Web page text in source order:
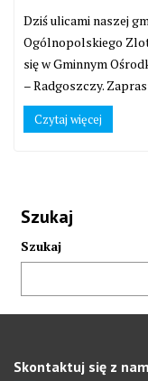
Dziś ulicami naszej
Ogólnopolskiego
się w Gminnym
– Radgoszczy.
Czytaj więcej
Szukaj
Szukaj
Skontaktuj się z